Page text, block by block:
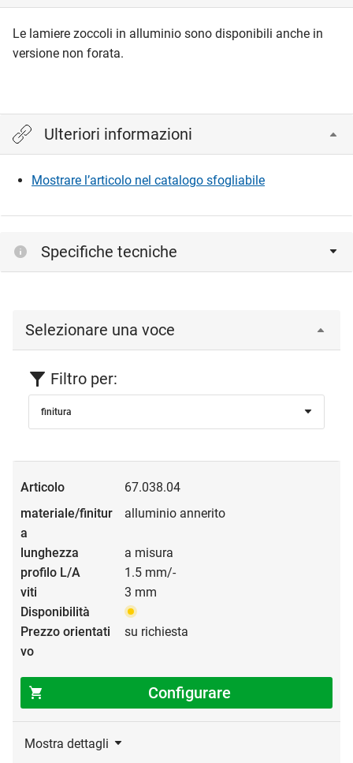
Le lamiere zoccoli in alluminio sono disponibili anche in
versione non forata.
Ulteriori informazioni
Mostrare l’articolo nel catalogo sfogliabile
Specifiche tecniche
Selezionare una voce
Filtro per:
finitura
67.038.04
alluminio annerito
a misura
1.5 mm/-
3 mm
su richiesta
Configurare
Mostra dettagli